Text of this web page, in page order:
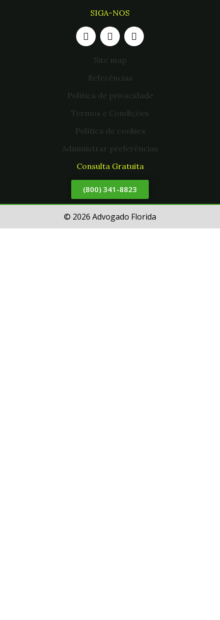
SIGA-NOS
Site map
Referências
Política de privacidade
Termos e Condições
Política de cookies
Administrar preferências
Consulta Gratuita
(800) 341-8823
© 2026 Advogado Florida